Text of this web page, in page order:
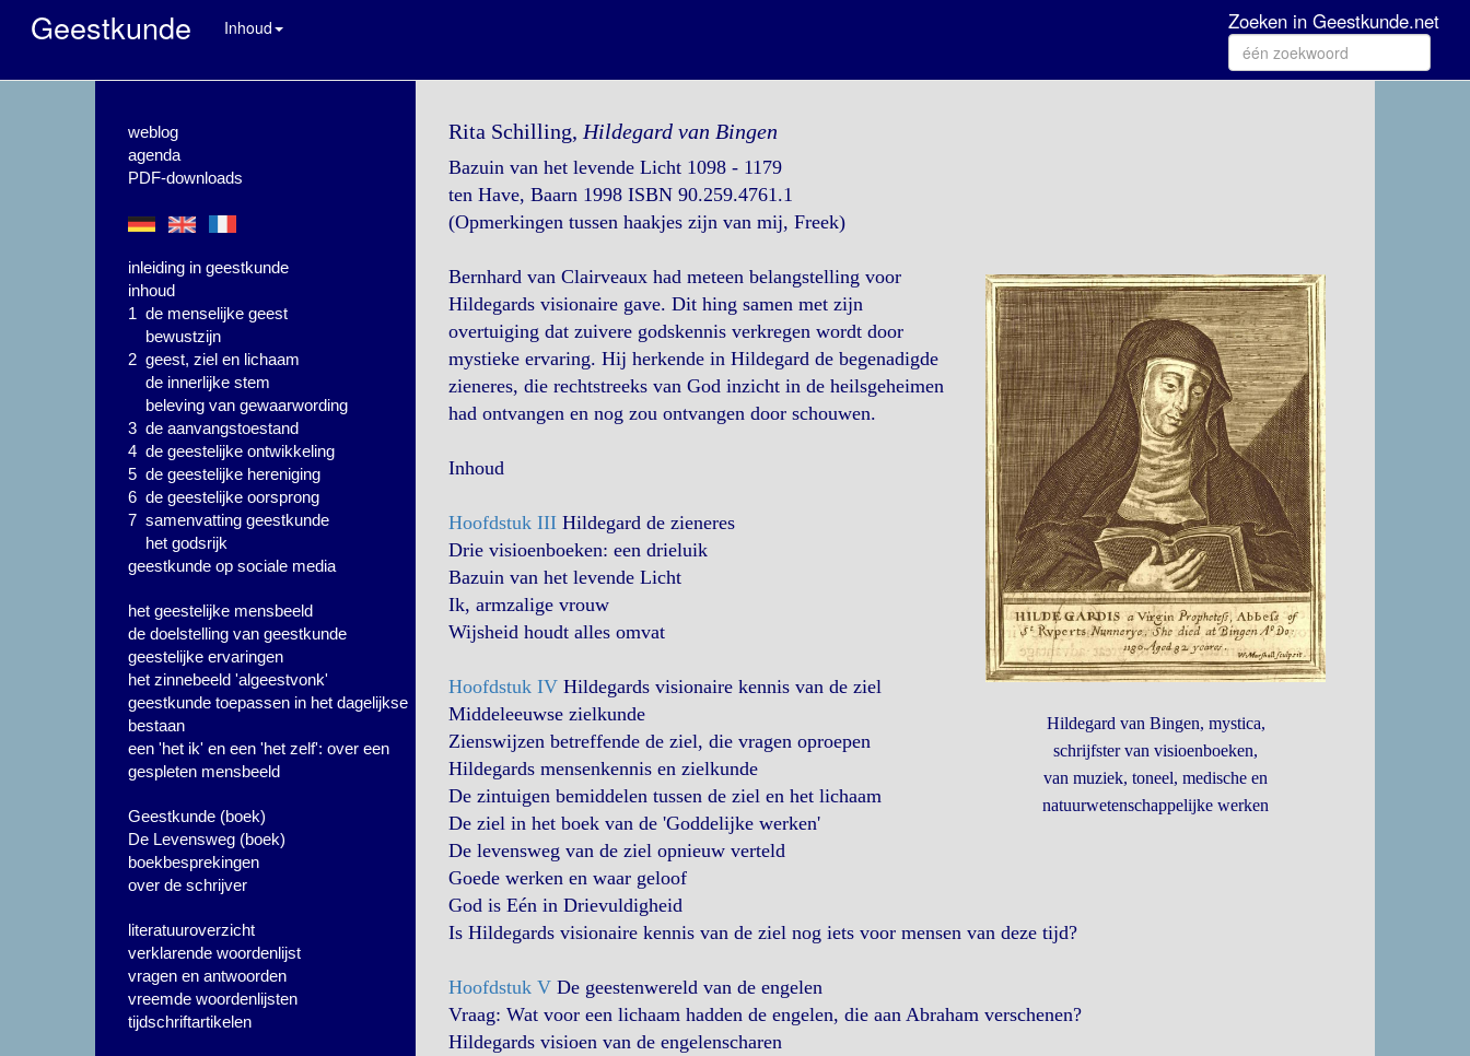
Geestkunde Inhoud Zoeken in Geestkunde.net
weblog
agenda
PDF-downloads
inleiding in geestkunde
inhoud
1 de menselijke geest
bewustzijn
2 geest, ziel en lichaam
de innerlijke stem
beleving van gewaarwording
3 de aanvangstoestand
4 de geestelijke ontwikkeling
5 de geestelijke hereniging
6 de geestelijke oorsprong
7 samenvatting geestkunde
het godsrijk
geestkunde op sociale media
het geestelijke mensbeeld
de doelstelling van geestkunde
geestelijke ervaringen
het zinnebeeld 'algeestvonk'
geestkunde toepassen in het dagelijkse
bestaan
een 'het ik' en een 'het zelf': over een
gespleten mensbeeld
Geestkunde (boek)
De Levensweg (boek)
boekbesprekingen
over de schrijver
literatuuroverzicht
verklarende woordenlijst
vragen en antwoorden
vreemde woordenlijsten
tijdschriftartikelen
Rita Schilling, Hildegard van Bingen
Bazuin van het levende Licht 1098 - 1179
ten Have, Baarn 1998 ISBN 90.259.4761.1
(Opmerkingen tussen haakjes zijn van mij, Freek)
Hildegard van Bingen, mystica,
schrijfster van visioenboeken,
van muziek, toneel, medische en
natuurwetenschappelijke werken
Bernhard van Clairveaux had meteen belangstelling voor
Hildegards visionaire gave. Dit hing samen met zijn
overtuiging dat zuivere godskennis verkregen wordt door
mystieke ervaring. Hij herkende in Hildegard de begenadigde
zieneres, die rechtstreeks van God inzicht in de heilsgeheimen
had ontvangen en nog zou ontvangen door schouwen.
Inhoud
Hoofdstuk IIIHildegard de zieneres
Drie visioenboeken: een drieluik
Bazuin van het levende Licht
Ik, armzalige vrouw
Wijsheid houdt alles omvat
Hoofdstuk IVHildegards visionaire kennis van de ziel
Middeleeuwse zielkunde
Zienswijzen betreffende de ziel, die vragen oproepen
Hildegards mensenkennis en zielkunde
De zintuigen bemiddelen tussen de ziel en het lichaam
De ziel in het boek van de 'Goddelijke werken'
De levensweg van de ziel opnieuw verteld
Goede werken en waar geloof
God is Eén in Drievuldigheid
Is Hildegards visionaire kennis van de ziel nog iets voor mensen van deze tijd?
Hoofdstuk VDe geestenwereld van de engelen
Vraag: Wat voor een lichaam hadden de engelen, die aan Abraham verschenen?
Hildegards visioen van de engelenscharen